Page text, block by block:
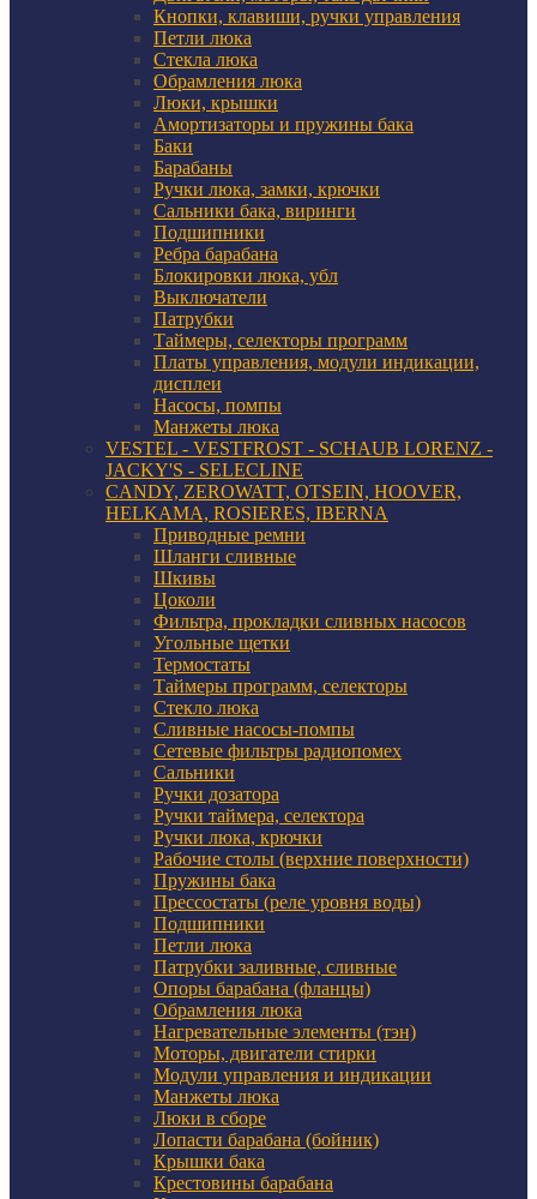
Кнопки, клавиши, ручки управления
Петли люка
Стекла люка
Обрамления люка
Люки, крышки
Амортизаторы и пружины бака
Баки
Барабаны
Ручки люка, замки, крючки
Сальники бака, виринги
Подшипники
Ребра барабана
Блокировки люка, убл
Выключатели
Патрубки
Таймеры, селекторы программ
Платы управления, модули индикации,
дисплеи
Насосы, помпы
Манжеты люка
VESTEL - VESTFROST - SCHAUB LORENZ -
JACKY'S - SELECLINE
CANDY, ZEROWATT, OTSEIN, HOOVER,
HELKAMA, ROSIERES, IBERNA
Приводные ремни
Шланги сливные
Шкивы
Цоколи
Фильтра, прокладки сливных насосов
Угольные щетки
Термостаты
Таймеры программ, селекторы
Стекло люка
Сливные насосы-помпы
Сетевые фильтры радиопомех
Сальники
Ручки дозатора
Ручки таймера, селектора
Ручки люка, крючки
Рабочие столы (верхние поверхности)
Пружины бака
Прессостаты (реле уровня воды)
Подшипники
Петли люка
Патрубки заливные, сливные
Опоры барабана (фланцы)
Обрамления люка
Нагревательные элементы (тэн)
Моторы, двигатели стирки
Модули управления и индикации
Манжеты люка
Люки в сборе
Лопасти барабана (бойник)
Крышки бака
Крестовины барабана